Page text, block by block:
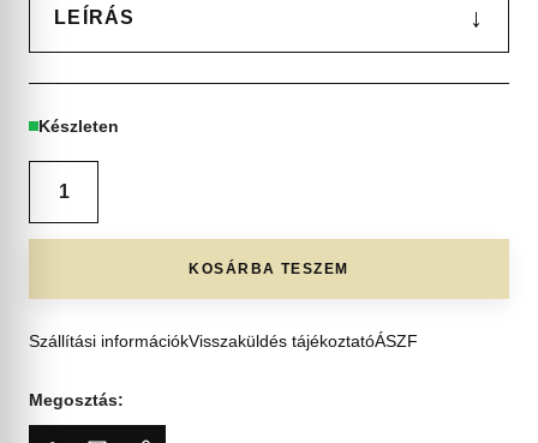
LEÍRÁS ↓
Készleten
KOSÁRBA TESZEM
Szállítási információkVisszaküldés tájékoztatóÁSZF
Megosztás: